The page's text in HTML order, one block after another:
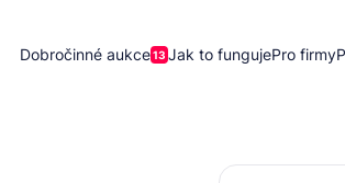
Dobročinné aukce13 Jak to fungujePro firmy